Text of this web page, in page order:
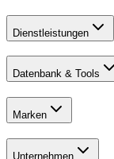
Dienstleistungen
Datenbank & Tools
Marken
Unternehmen